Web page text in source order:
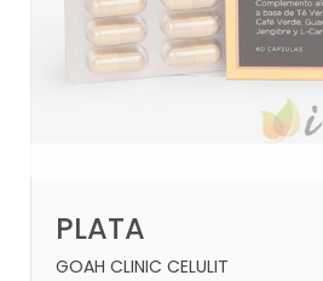
PLATA
GOAH CLINIC CELULIT